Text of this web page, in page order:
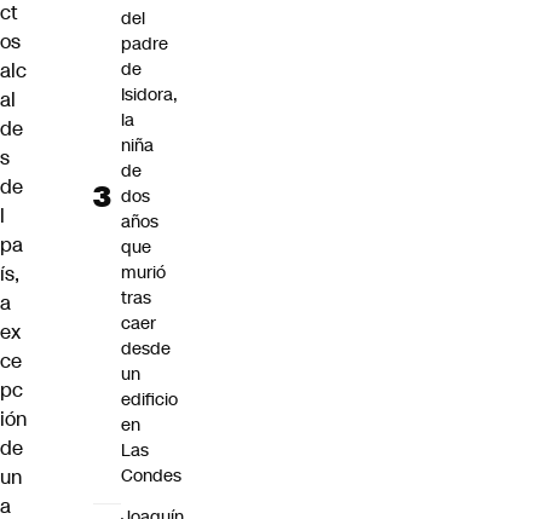
ct
os
alc
al
de
s
de
l
pa
ís,
a
ex
ce
pc
ión
de
un
a
del
padre
de
Isidora,
la
niña
de
dos
años
que
murió
tras
caer
desde
un
edificio
en
Las
Condes